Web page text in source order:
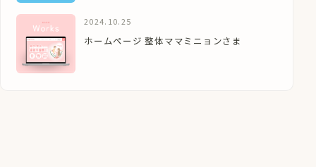
2024.10.25
ホームページ 整体ママミニョンさま